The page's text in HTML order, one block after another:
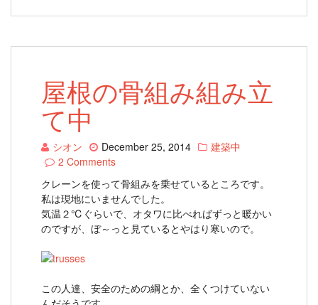
屋根の骨組み組み立
て中
シオン December 25, 2014
建築中
2 Comments
クレーンを使って骨組みを乗せているところです。
私は現地にいませんでした。
気温２℃ぐらいで、オタワに比べればずっと暖かい
のですが、ぼ～っと見ているとやはり寒いので。
この人達、安全のための綱とか、全くつけていない